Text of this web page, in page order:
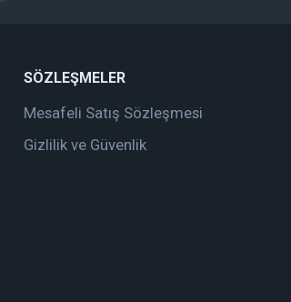
SÖZLEŞMELER
Mesafeli Satış Sözleşmesi
Gizlilik ve Güvenlik